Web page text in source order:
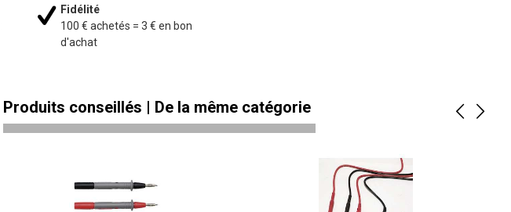
Fidélité
100 € achetés = 3 € en bon
d'achat
Produits conseillés | De la même catégorie